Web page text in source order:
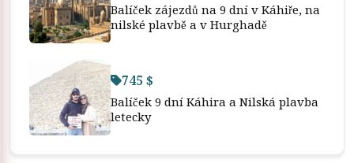
Balíček zájezdů na 9 dní v Káhiře, na
nilské plavbě a v Hurghadě
745 $
Balíček 9 dní Káhira a Nilská plavba
letecky